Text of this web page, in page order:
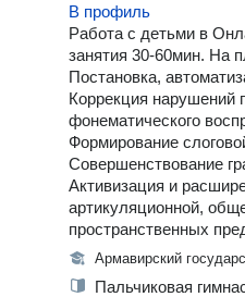
месяцев) дополнительных
марафонов,интенсивов и
ознакомиться на сайте в
указаны ссылки).
В профиль
Работа с детьми в
занятия 30-60мин. На
Постановка,
Коррекция нарушений
фонематического
Формирование
Совершенствование
Активизация и
артикуляционной,
пространственных
Армавирский
Пальчиковая